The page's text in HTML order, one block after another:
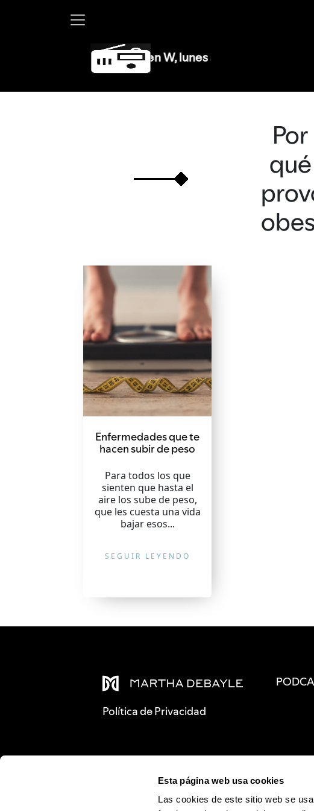
Esta página web usa cookies
Las cookies de este sitio web se
Martha Debayle en W, lunes a viernes de 10 a 13 hrs.
Por
qué
Enfermedades que te
hacen subir de peso
Para todos los que
sienten que hasta el
aire los sube de peso,
que les cuesta una vida
bajar esos...
SEGUIR LEYENDO
Política de Privacidad